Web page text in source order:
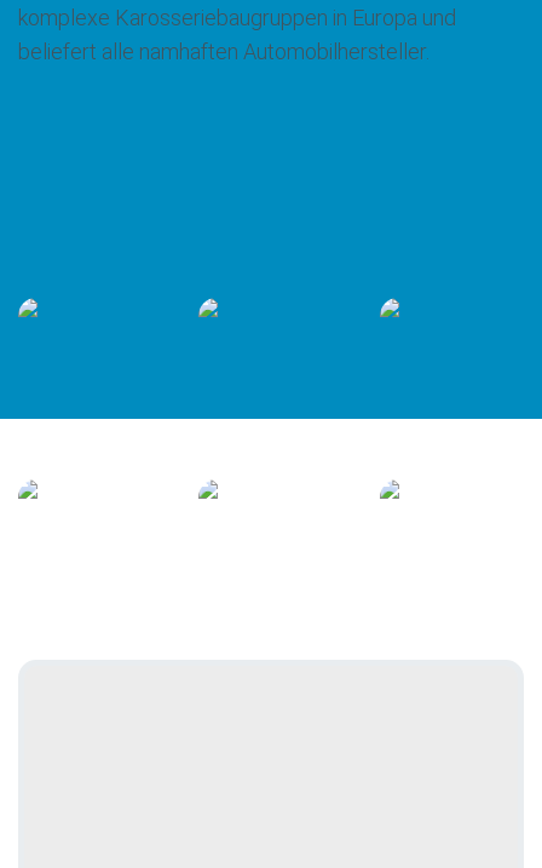
komplexe Karosseriebaugruppen in Europa und
beliefert alle namhaften Automobilhersteller.